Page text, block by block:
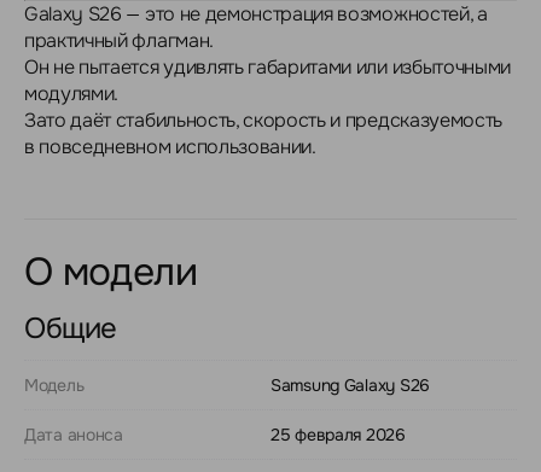
Galaxy S26 — это не демонстрация возможностей, а
практичный флагман.
Он не пытается удивлять габаритами или избыточными
модулями.
Зато даёт стабильность, скорость и предсказуемость
в повседневном использовании.
О модели
Общие
Модель Samsung Galaxy S26
Дата анонса 25 февраля 2026